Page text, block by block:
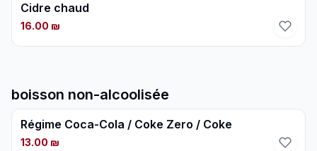
Cidre chaud
16.00 ₪
boisson non-alcoolisée
Régime Coca-Cola / Coke Zero / Coke
13.00 ₪